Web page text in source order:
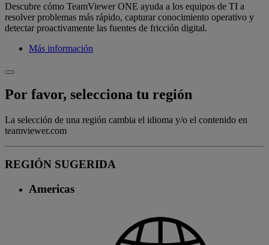
Descubre cómo TeamViewer ONE ayuda a los equipos de TI a
resolver problemas más rápido, capturar conocimiento operativo y
detectar proactivamente las fuentes de fricción digital.
Más información
Por favor, selecciona tu región
La selección de una región cambia el idioma y/o el contenido en
teamviewer.com
REGIÓN SUGERIDA
Americas